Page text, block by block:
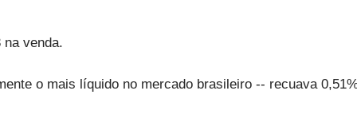
venda.
o mais líquido no mercado brasileiro -- recuava